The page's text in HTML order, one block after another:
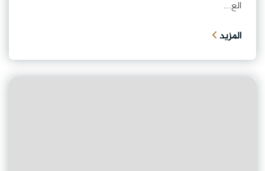
الع...
المزيد